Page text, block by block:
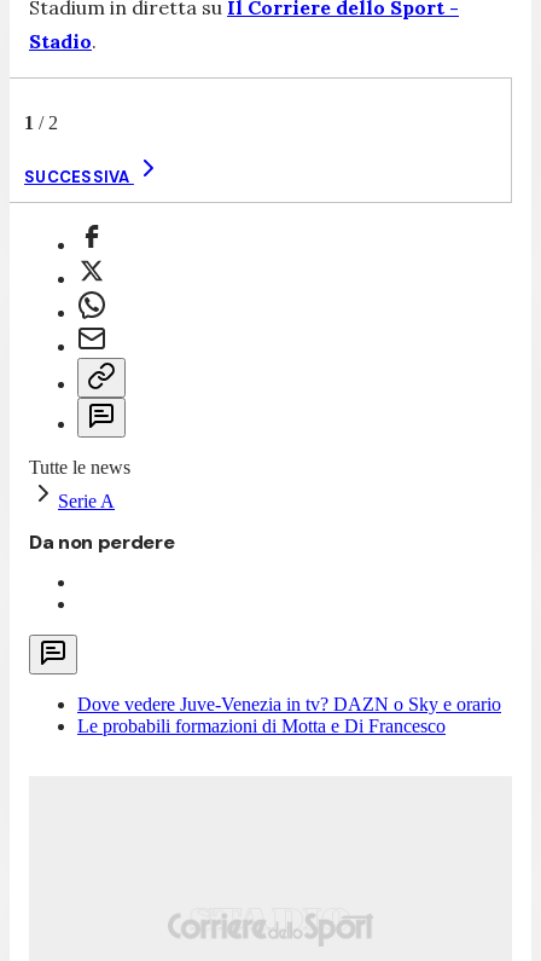
Stadium in diretta su Il Corriere dello Sport -
Stadio.
1 /2
SUCCESSIVA
Tutte le news
Serie A
Da non perdere
Dove vedere Juve-Venezia in tv? DAZN o Sky e orario
Le probabili formazioni di Motta e Di Francesco